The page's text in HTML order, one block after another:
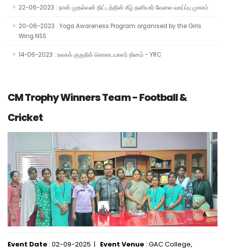
22-06-2023 : நான் முதல்வன் திட்டத்தின் கீழ் தனியார் வேலை வாய்ப்பு முகாம்
20-06-2023 : Yoga Awareness Program organised by the Girls
Wing NSS
14-06-2023 : உலகக் குருதிக் கொடையாளர் தினம் - YRC
CM Trophy Winners Team - Football &
Cricket
Event Date : 02-09-2025 | Event Venue : GAC College,